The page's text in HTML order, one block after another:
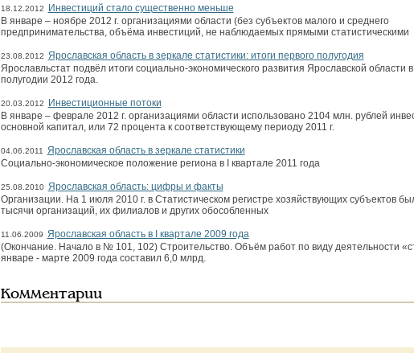
18.12.2012
Инвестиций стало существенно меньше
В январе – ноябре 2012 г. организациями области (без субъектов малого и среднего
предпринимательства, объёма инвестиций, не наблюдаемых прямыми статистическими
23.08.2012 Ярославская область в зеркале статистики: итоги первого полугодия
Ярославльстат подвёл итоги социально-экономического развития Ярославской области
полугодии 2012 года.
20.03.2012
Инвестиционные потоки
В январе – феврале 2012 г. организациями области использовано 2104 млн. рублей
основной капитал, или 72 процента к соответствующему периоду 2011 г.
04.06.2011
Ярославская область в зеркале статистики
Социально-экономическое положение региона в I квартале 2011 года
25.08.2010 Ярославская область: цифры и факты
Организации. На 1 июля 2010 г. в Статистическом регистре хозяйствующих субъектов
тысячи организаций, их филиалов и других обособленных
11.06.2009 Ярославская область в I квартале 2009 года
(Окончание. Начало в № 101, 102) Строительство. Объём работ по виду деятельности
январе - марте 2009 года составил 6,0 млрд.
Комментарии